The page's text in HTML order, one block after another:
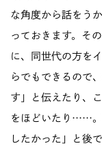
な角度から話をう
っておきます。そ
に、同世代の方を
らでもできるので
す」と伝えたり、
をほどいたり……。
したかった」と後